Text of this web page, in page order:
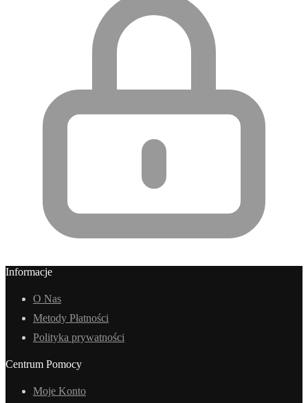
Informacje
O Nas
Metody Płatności
Polityka prywatności
Centrum Pomocy
Moje Konto